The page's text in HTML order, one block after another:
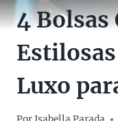
4 Bolsas
Luxo